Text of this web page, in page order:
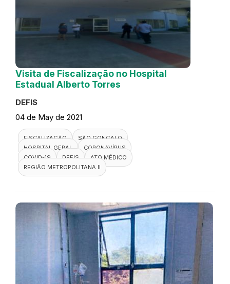
Visita de Fiscalização no Hospital
Estadual Alberto Torres
DEFIS
04 de May de 2021
FISCALIZAÇÃO
SÃO GONÇALO
HOSPITAL GERAL
CORONAVÍRUS
COVID-19
DEFIS
ATO MÉDICO
REGIÃO METROPOLITANA II